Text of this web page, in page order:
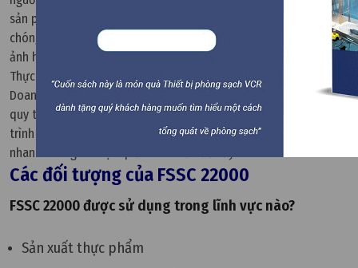
sản phẩm trong toàn bộ chuỗi cung ứng. Điều này giúp nhanh
chóng xác định nguyên nhân khi xảy ra sự cố và hạn chế phạm vi
ảnh hưởng.
Thực hiện báo cáo định kỳ và quy trình xử lý sự cố:
Doanh nghiệp phải lập báo cáo định kỳ về an toàn thực phẩm và
quy trình kiểm tra nội bộ. Đồng thời, cần chuẩn bị sẵn các quy
trình xử lý sự cố như thu hồi sản phẩm để đảm bảo phản ứng
nhanh chóng và hiệu quả khi có vấn đề xảy ra.
Các đối tượng của FSSC 22000
FSSC 22000 được sử dụng trong lĩnh vực nào?
Sản xuất thực phẩm